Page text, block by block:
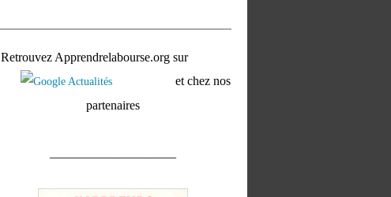
Retrouvez Apprendrelabourse.org sur
et chez nos
partenaires